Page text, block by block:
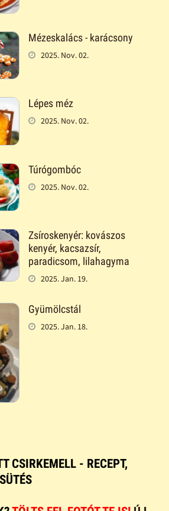
Mézeskalács - karácsony
2025. Nov. 02.
Lépes méz
2025. Nov. 02.
Túrógombóc
2025. Nov. 02.
Zsíroskenyér: kovászos
kenyér, kacsazsír,
paradicsom, lilahagyma
2025. Jan. 19.
Gyümölcstál
2025. Jan. 18.
CSIRKEMELL - RECEPT,